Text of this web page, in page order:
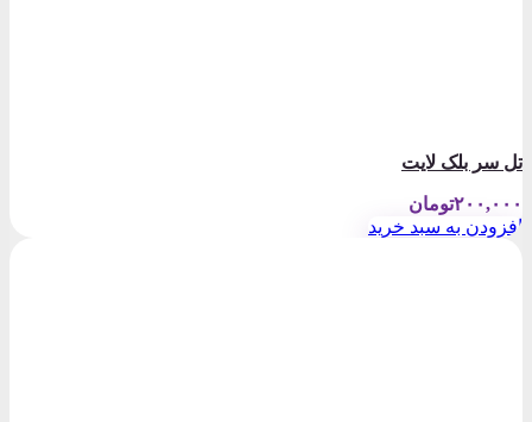
تل سر بلک لایت
۲۰۰,۰۰۰تومان
افزودن به سبد خرید